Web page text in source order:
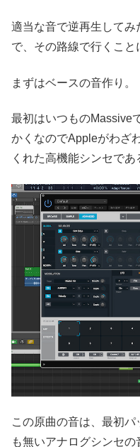
適当な音で逆再生して
で、その路線で行くこと
まずはベースの音作り。
最初はいつものMassive
かくなのでAppleがわざ
くれた高機能シンセであ
この原曲の音は、最初
も無いアナログシンセ